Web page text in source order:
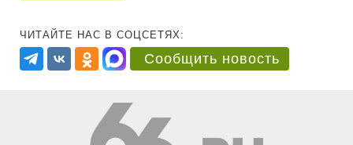
ЧИТАЙТЕ НАС В СОЦСЕТЯХ:
Сообщить новость